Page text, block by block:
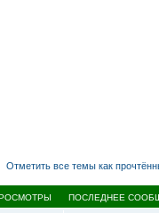
Отметить все темы как
ПОСЛЕДНЕЕ